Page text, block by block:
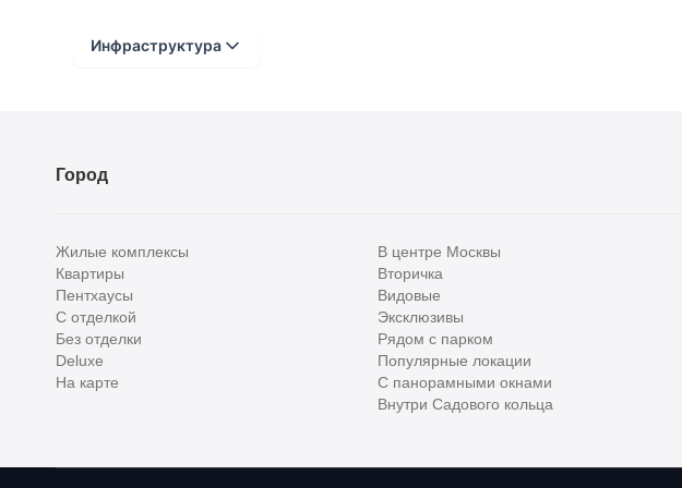
Инфраструктура
Детские сады
Поликлиники
Больницы
Город
Жилые комплексы
Квартиры
Пентхаусы
С отделкой
Без отделки
Deluxe
На карте
В центре Москвы
Вторичка
Видовые
Эксклюзивы
Рядом с парком
Популярные локации
С панорамными окнами
Внутри Садового кольца